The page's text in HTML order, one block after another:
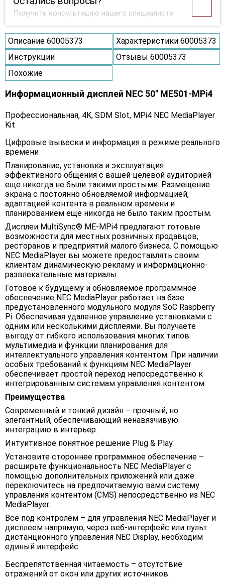
Получите консультацию нашего специалиста
Описание 60005373
Характеристики 60005373
Инструкции
Отзывы 60005373
Похожие
Информационный дисплей NEC 50" ME501-MPi4
Профессиональная, 4K, SDM Slot, MPi4 NEC MediaPlayer
Kit
Цифровые вывески и информация в режиме реального
времени
Планирование, установка и эксплуатация
эффективного общения с вашей целевой аудиторией
еще никогда не были такими простыми. Размещение
экрана с постоянно обновляемой информацией,
адаптацией контента в реальном времени и
планированием еще никогда не было таким простым.
Дисплеи MultiSync® ME-MPi4 предлагают готовые
возможности для местных розничных продавцов,
ресторанов и предприятий малого бизнеса. С помощью
NEC MediaPlayer вы можете предоставлять своим
клиентам динамическую рекламу и информационно-
развлекательные материалы.
Готовое к будущему и обновляемое программное
обеспечение NEC MediaPlayer работает на базе
предустановленного модульного модуля SoC Raspberry
Pi. Обеспечивая удаленное управление установками с
одним или несколькими дисплеями. Вы получаете
выгоду от гибкого использования многих типов
мультимедиа и функции планирования для
интеллектуального управления контентом. При наличии
особых требований к функциям NEC MediaPlayer
обеспечивает простой переход непосредственно к
интегрированным системам управления контентом.
Преимущества
Современный и тонкий дизайн – прочный, но
элегантный, обеспечивающий ненавязчивую
интеграцию в интерьер.
Интуитивное понятное решение Plug & Play.
Установите стороннее программное обеспечение –
расширьте функциональность NEC MediaPlayer с
помощью дополнительных приложений или даже
переключитесь на предпочитаемую вами систему
управления контентом (CMS) непосредственно из NEC
MediaPlayer.
Все под контролем – для управления NEC MediaPlayer и
дисплеем напрямую, через веб-интерфейс или пульт
дистанционного управления NEC Display, необходим
единый интерфейс.
Беспрепятственная читаемость – отсутствие
отражений от окон или других источников.